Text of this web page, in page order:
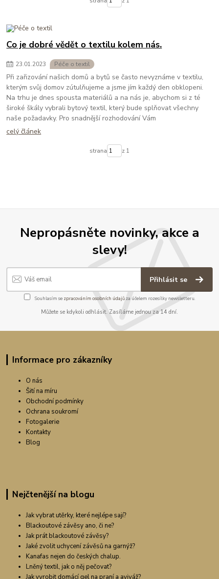
Co je dobré vědět o textilu kolem nás.
23.01.2023 Péče o textil
Při zařizování našich domů a bytů se často nevyznáme v textilu,
kterým svůj domov zútulňujeme a jsme jím každý den obklopeni.
Na trhu je dnes spousta materiálů a na nás je, abychom si z té
široké škály vybrali bytový textil, který bude splňovat všechny
naše požadavky. Pro snadnější rozhodování Vám
celý článek
strana z 1
Nepropásněte novinky, akce a
slevy!
Přihlásit se
Souhlasím se zpracováním osobních údajůza účelem rozesílky newsletteru.
Můžete se kdykoli odhlásit. Zasíláme jednou za 14 dní.
Informace pro zákazníky
O nás
Šití na míru
Obchodní podmínky
Ochrana soukromí
Fotogalerie
Kontakty
Blog
Nejčtenější na blogu
Jak vybrat utěrky, které nejlépe sají?
Blackoutové závěsy ano, či ne?
Jak prát blackoutové závěsy?
Jaké zvolit uchycení závěsů na garnýž?
Kanafas nejen do českých chalup.
Lněný textil, jak o něj pečovat?
Jak vyrobit domácí gel na praní a aviváž?